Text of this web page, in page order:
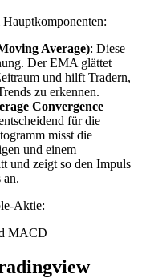
Average): Diese
Der EMA glättet
und hilft Tradern,
zu erkennen.
Convergence
für die
misst die
und einem
und zeigt so den Impuls
an.
Aktie: